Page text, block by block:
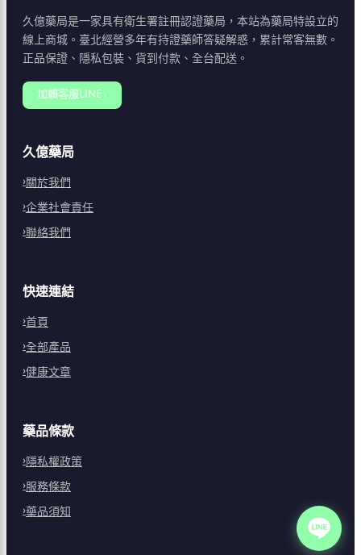
久億藥局是一家具有衛生署註冊認證藥局，本站為藥局特設立的
線上商城。臺北經營多年有持證藥師答疑解惑，累計常客無數。
正品保證、隱私包裝、貨到付款、全台配送。
加賴客服LINE ›
久億藥局
關於我們
企業社會責任
聯絡我們
快速連結
首頁
全部產品
健康文章
藥品條款
隱私權政策
服務條款
藥品須知